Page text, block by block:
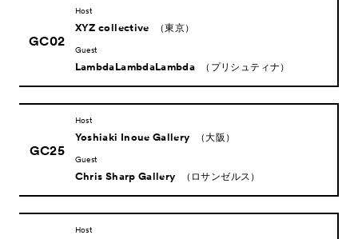
GC02
Host
XYZ collective （東京）
Guest
LambdaLambdaLambda （プリシュティナ）
GC25
Host
Yoshiaki Inoue Gallery （大阪）
Guest
Chris Sharp Gallery （ロサンゼルス）
Host